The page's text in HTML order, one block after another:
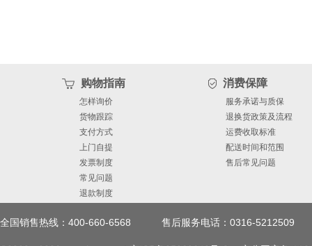
购物指南
怎样询价
货物跟踪
支付方式
上门自提
发票制度
常见问题
退款制度
消费保障
服务承诺与质保
退换货政策及流程
运费收取标准
配送时间和范围
售后常见问题
全国销售热线：400-660-6568 售后服务电话：0316-5212509